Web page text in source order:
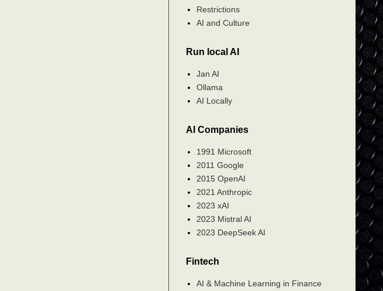
Restrictions
AI and Culture
Run local AI
Jan AI
Ollama
AI Locally
AI Companies
1991 Microsoft
2011 Google
2015 OpenAI
2021 Anthropic
2023 xAI
2023 Mistral AI
2023 DeepSeek AI
Fintech
AI & Machine Learning in Finance